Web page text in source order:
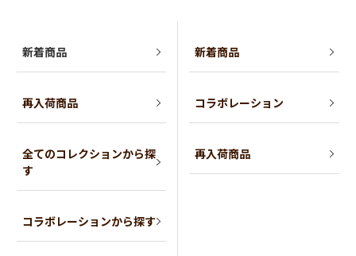
新着商品
再入荷商品
全てのコレクションから探
す
コラボレーションから探す
新着商品
コラボレーション
再入荷商品